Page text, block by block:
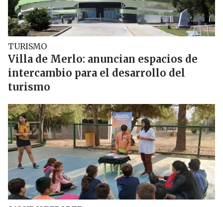
TURISMO
Villa de Merlo: anuncian espacios de
intercambio para el desarrollo del
turismo